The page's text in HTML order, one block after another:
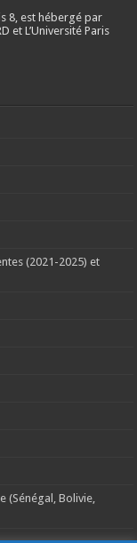
8, est hébergé par
et L’Université Paris
(2021-2025) et
(Sénégal, Bolivie,